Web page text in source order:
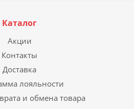
Каталог
Акции
Контакты
Доставка
лояльности
и обмена товара